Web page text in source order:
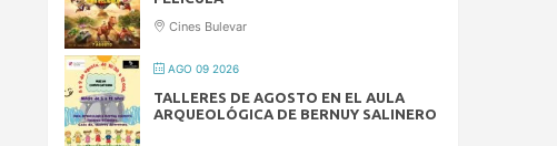
Cines Bulevar
AGO 09 2026
TALLERES DE AGOSTO EN EL AULA
ARQUEOLÓGICA DE BERNUY SALINERO